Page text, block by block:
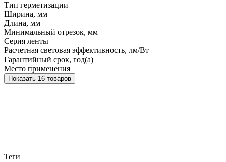
Тип герметизации
Ширина, мм
Длина, мм
Минимальный отрезок, мм
Серия ленты
Расчетная световая эффективность, лм/Вт
Гарантийный срок, год(а)
Место применения
Показать 16 товаров
Теги